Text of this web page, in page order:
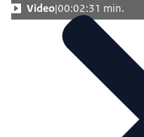
Video 00:02:31 min.